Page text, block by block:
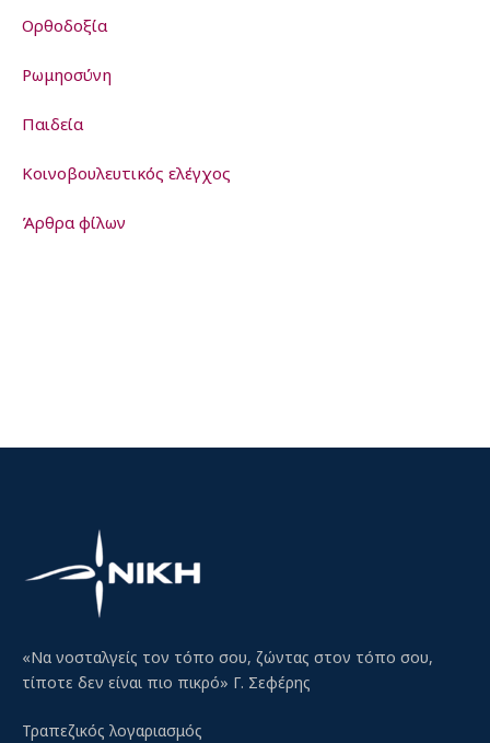
Ορθοδοξία
Ρωμηοσύνη
Παιδεία
Kοινοβουλευτικός ελέγχος
Άρθρα φίλων
«Να νοσταλγείς τον τόπο σου, ζώντας στον τόπο σου,
τίποτε δεν είναι πιο πικρό» Γ. Σεφέρης
Τραπεζικός λογαριασμός